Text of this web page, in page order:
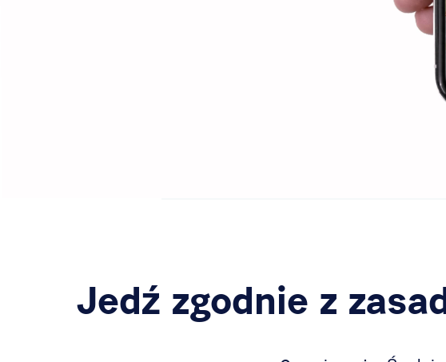
Jedź zgodnie z